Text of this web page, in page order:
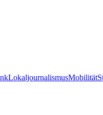
LokaljournalismusMobilität